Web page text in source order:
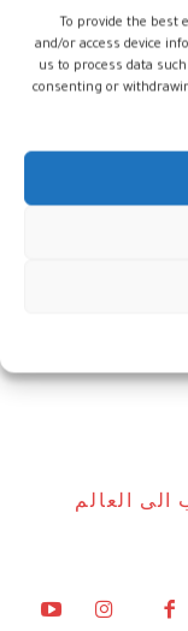
To provide the best
and/or access device
us to process data
consenting or
العالم